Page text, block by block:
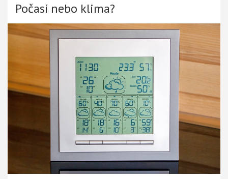
Počasí nebo klima?